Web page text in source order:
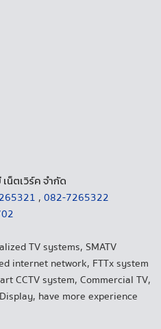
น็ตเวิร์ค จำกัด
, 082-7265322
TV systems, SMATV
internet network, FTTx system
CCTV system, Commercial TV,
have more experience